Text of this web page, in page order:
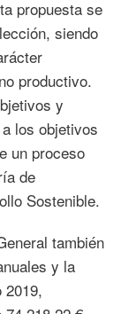
propuesta se
siendo
productivo.
y
los objetivos
un proceso
de
Sostenible.
también
y la
2019,